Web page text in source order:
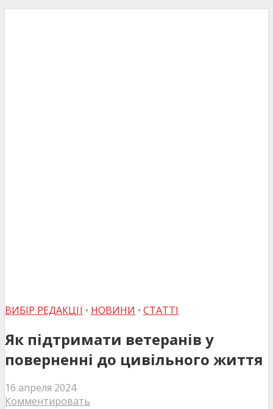
ВИБІР РЕДАКЦІЇ • НОВИНИ • СТАТТІ
Як підтримати ветеранів у
поверненні до цивільного життя
16 апреля 2024
Комментировать